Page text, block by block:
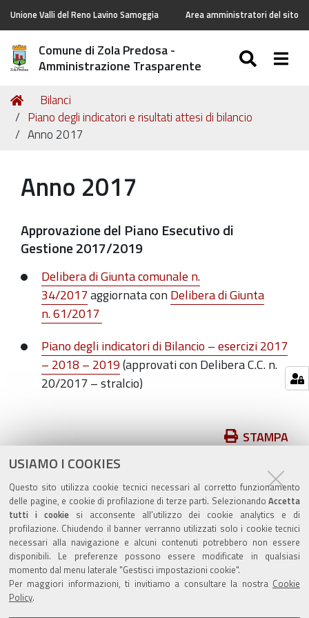
USIAMO I COOKIES
Questo sito utilizza cookie tecnici necessari al corretto funzionamento
delle pagine, e cookie di profilazione di terze parti. Selezionando Accetta
tutti i cookiesi acconsente all’utilizzo dei cookie analytics e di
profilazione. Chiudendo il banner verranno utilizzati solo i cookie tecnici
necessari alla navigazione e alcuni contenuti potrebbero non essere
disponibili. Le preferenze possono essere modificate in qualsiasi
momento dal menu laterale "Gestisci impostazioni cookie".
Per maggiori informazioni, ti invitiamo a consultare la nostra Cookie
Policy.
Unione Valli del Reno Lavino Samoggia Area amministratori del sito
Comune di Zola Predosa -
Amministrazione Trasparente
Tu
sei
qui:
Home
Bilanci
Piano degli indicatori e risultati attesi di bilancio
Anno 2017
Anno 2017
Approvazione del Piano Esecutivo di
Gestione 2017/2019
Delibera di Giunta comunale n.
34/2017aggiornata con Delibera di Giunta
n. 61/2017
Piano degli indicatori di Bilancio – esercizi 2017
– 2018 – 2019(approvati con Delibera C.C. n.
20/2017 – stralcio)
Azioni
sul
documento
STAMPA
pubblicato il23/11/2018
ultima modifica23/11/2018
Valuta questo sito